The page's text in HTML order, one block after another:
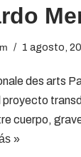
1 agosto,
des arts
cuerpo,
»